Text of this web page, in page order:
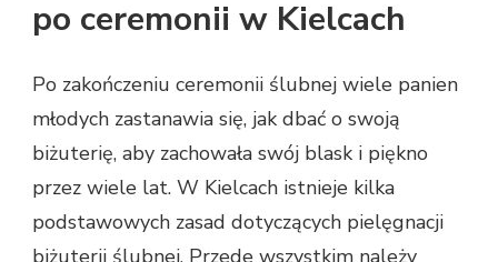
po ceremonii w Kielcach
Po zakończeniu ceremonii ślubnej wiele panien
młodych zastanawia się, jak dbać o swoją
biżuterię, aby zachowała swój blask i piękno
przez wiele lat. W Kielcach istnieje kilka
podstawowych zasad dotyczących pielęgnacji
biżuterii ślubnej. Przede wszystkim należy